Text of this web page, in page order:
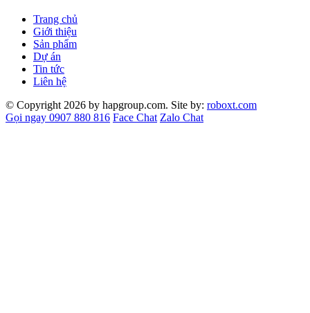
Trang chủ
Giới thiệu
Sản phẩm
Dự án
Tin tức
Liên hệ
© Copyright 2026 by hapgroup.com. Site by: roboxt.com
Gọi ngay 0907 880 816 Face Chat Zalo Chat